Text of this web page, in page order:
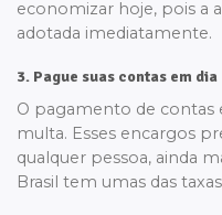
economizar hoje, pois a
adotada imediatamente.
3. Pague suas contas em dia
O pagamento de contas
multa. Esses encargos
qualquer pessoa, ainda
Brasil tem umas das